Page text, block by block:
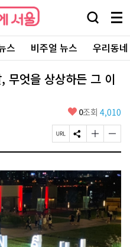
검
창
열
기
메
뉴
전
체
보
스 비주얼 뉴스 우리동
무엇을 상상하든 그 이
좋
요
0조회 4,010
페
이
U
R
L
복
사
S
N
공
유
하
기
글
자
기
크
게
변
경
하
기
글
자
기
작
게
변
경
하
기